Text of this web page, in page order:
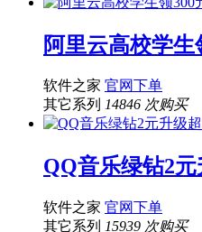
阿里云高校学
软件之家 官网下单
其它系列 14846 次购买
QQ音乐绿钻2
软件之家 官网下单
其它系列 15939 次购买